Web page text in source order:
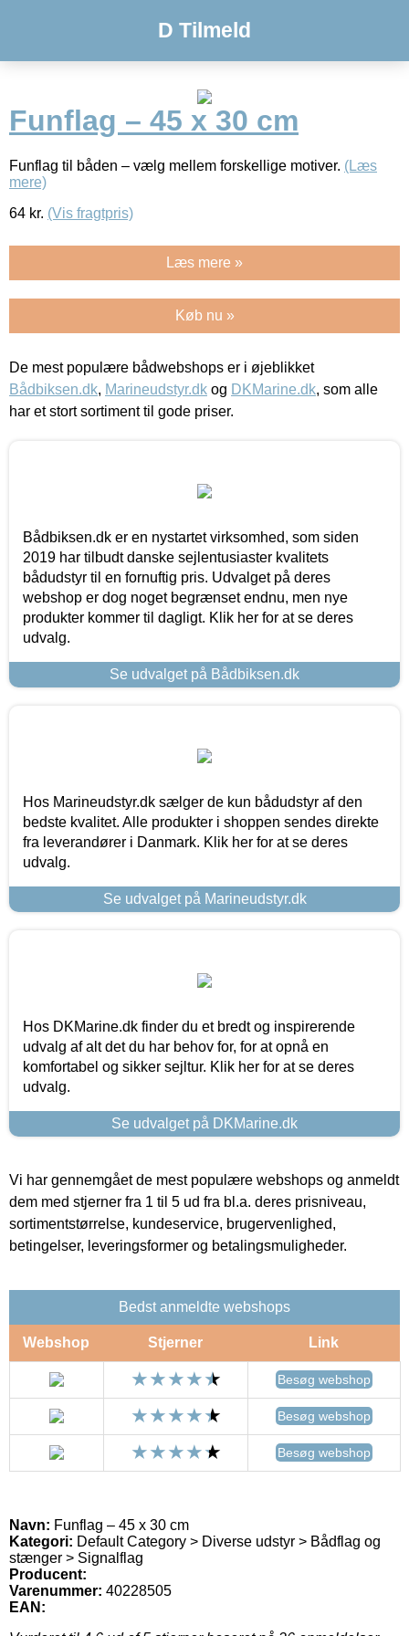
D Tilmeld
Funflag – 45 x 30 cm
Funflag til båden – vælg mellem forskellige motiver. (Læs
mere)
64 kr. (Vis fragtpris)
Læs mere »
Køb nu »
De mest populære bådwebshops er i øjeblikket
Bådbiksen.dk, Marineudstyr.dk og DKMarine.dk, som alle
har et stort sortiment til gode priser.
Bådbiksen.dk er en nystartet virksomhed, som siden
2019 har tilbudt danske sejlentusiaster kvalitets
bådudstyr til en fornuftig pris. Udvalget på deres
webshop er dog noget begrænset endnu, men nye
produkter kommer til dagligt. Klik her for at se deres
udvalg.
Se udvalget på Bådbiksen.dk
Hos Marineudstyr.dk sælger de kun bådudstyr af den
bedste kvalitet. Alle produkter i shoppen sendes direkte
fra leverandører i Danmark. Klik her for at se deres
udvalg.
Se udvalget på Marineudstyr.dk
Hos DKMarine.dk finder du et bredt og inspirerende
udvalg af alt det du har behov for, for at opnå en
komfortabel og sikker sejltur. Klik her for at se deres
udvalg.
Se udvalget på DKMarine.dk
Vi har gennemgået de mest populære webshops og anmeldt
dem med stjerner fra 1 til 5 ud fra bl.a. deres prisniveau,
sortimentstørrelse, kundeservice, brugervenlighed,
betingelser, leveringsformer og betalingsmuligheder.
Bedst anmeldte webshops
Webshop Stjerner Link
Besøg webshop
Besøg webshop
Besøg webshop
Navn: Funflag – 45 x 30 cm
Kategori: Default Category > Diverse udstyr > Bådflag og
stænger > Signalflag
Producent:
Varenummer: 40228505
EAN: